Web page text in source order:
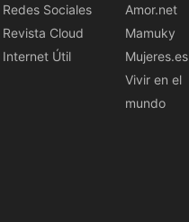
Redes Sociales
Revista Cloud
Internet Útil
Amor.net
Mamuky
Mujeres.es
Vivir en el
mundo